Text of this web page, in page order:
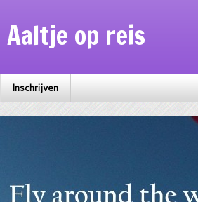
Aaltje op reis
Inschrijven